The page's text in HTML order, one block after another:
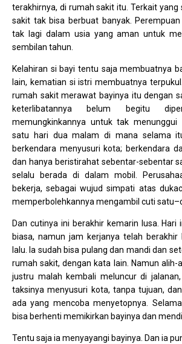
terakhirnya, di rumah sakit itu. Terkait yang
sakit tak bisa berbuat banyak.
tak lagi dalam usia yang aman untuk
sembilan tahun.
Kelahiran si bayi tentu saja membuatnya
lain, kematian si istri membuatnya
rumah sakit merawat bayinya itu dengan
keterlibatannya belum begitu
memungkinkannya untuk tak
satu hari dua malam di mana selama
berkendara menyusuri kota; berkendara
dan hanya beristirahat sebentar-sebentar
selalu berada di dalam mobil.
bekerja, sebagai wujud simpati atas
memperbolehkannya mengambil cuti
Dan cutinya ini berakhir kemarin lusa. Hari
biasa, namun jam kerjanya telah berakhir
lalu. Ia sudah bisa pulang dan mandi dan
rumah sakit, dengan kata lain. Namun alih-
justru malah kembali meluncur di
taksinya menyusuri kota, tanpa tujuan,
ada yang mencoba menyetopnya.
bisa berhenti memikirkan bayinya dan
Tentu saja ia menyayangi bayinya. Dan ia